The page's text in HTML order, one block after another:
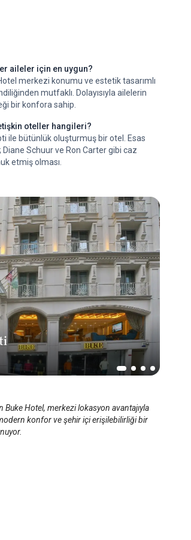
aileler için en uygun?
merkezi konumu ve estetik tasarımlı
mutfaklı. Dolayısıyla ailelerin
bir konfora sahip.
oteller hangileri?
ile bütünlük oluşturmuş bir otel. Esas
Diane Schuur ve Ron Carter gibi caz
etmiş olması.
Buke Hotel, merkezi lokasyon avantajıyla
konfor ve şehir içi erişilebilirliği bir